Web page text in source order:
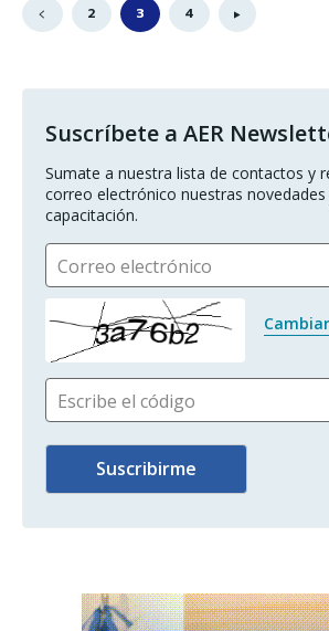
2 3 4
Suscríbete a AER
Sumate a nuestra lista de contactos y
correo electrónico nuestras novedades
capacitación.
Correo electrónico
Escribe el código